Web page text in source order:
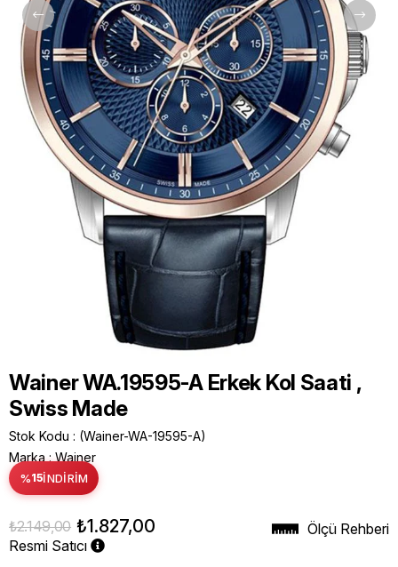
Wainer WA.19595-A Erkek Kol Saati ,
Swiss Made
Stok Kodu
(Wainer-WA-19595-A)
Marka : Wainer
%15İNDIRIM
₺2.149,00 ₺1.827,00
Resmi Satıcı
Ölçü Rehberi